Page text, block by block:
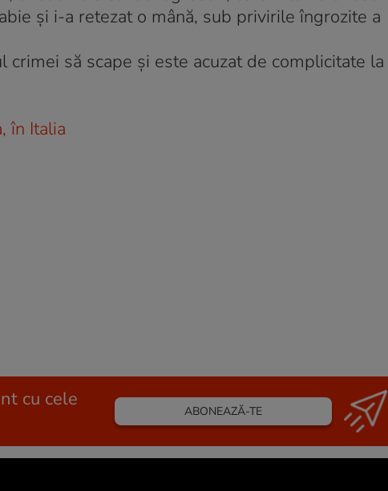
și i-a retezat o mână, sub privirile îngrozite a
să scape și este acuzat de complicitate la
în Italia
cu cele
ABONEAZĂ-TE